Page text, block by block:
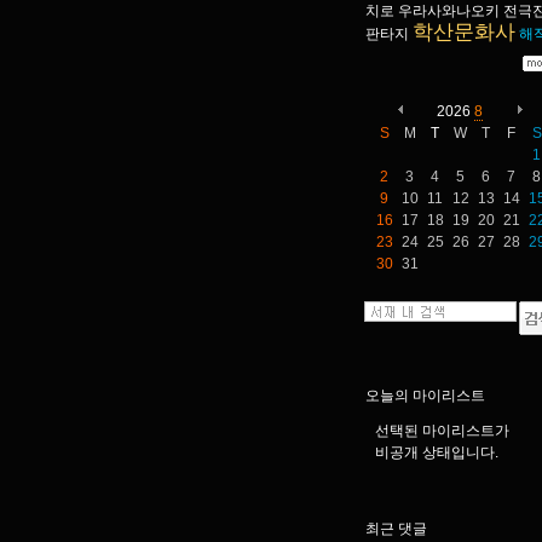
치로 우라사와나오키 전극
판타지 학산문화사 해
2026 8
S
M T W T F
S
1
2
3 4 5 6 7
8
9
10 11 12 13 14
16
17 18 19 20 21
23 24 25 26 27 28
30 31
오늘의 마이리스트
선택된 마이리스트가
비공개 상태입니다.
최근 댓글